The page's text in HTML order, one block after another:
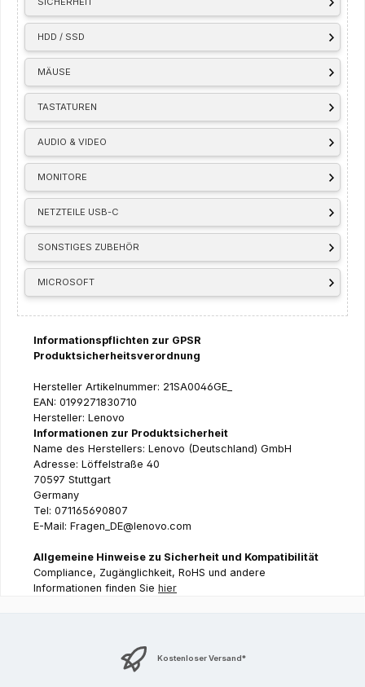
HDD / SSD
MÄUSE
TASTATUREN
AUDIO & VIDEO
MONITORE
NETZTEILE USB-C
SONSTIGES ZUBEHÖR
MICROSOFT
Informationspflichten zur GPSR
Produktsicherheitsverordnung
Hersteller Artikelnummer: 21SA0046GE_
EAN: 0199271830710
Hersteller: Lenovo
Informationen zur Produktsicherheit
Name des Herstellers: Lenovo (Deutschland) GmbH
Adresse: Löffelstraße 40
70597 Stuttgart
Germany
Tel: 071165690807
E-Mail: Fragen_DE@lenovo.com
Allgemeine Hinweise zu Sicherheit und Kompatibilität
Compliance, Zugänglichkeit, RoHS und andere
Informationen finden Sie hier
Kostenloser Versand*